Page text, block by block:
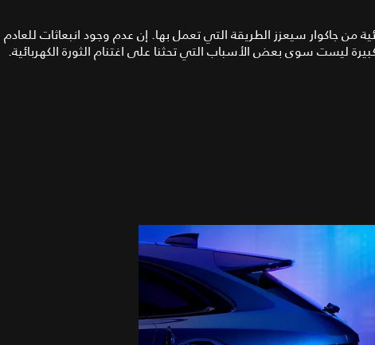
من جاكوار سيعزز الطريقة التي تعمل بها. إن عدم وجود انبعاثات للعادم
ليست سوى بعض الأسباب التي تحثنا على اغتنام الثورة الكهربائية.